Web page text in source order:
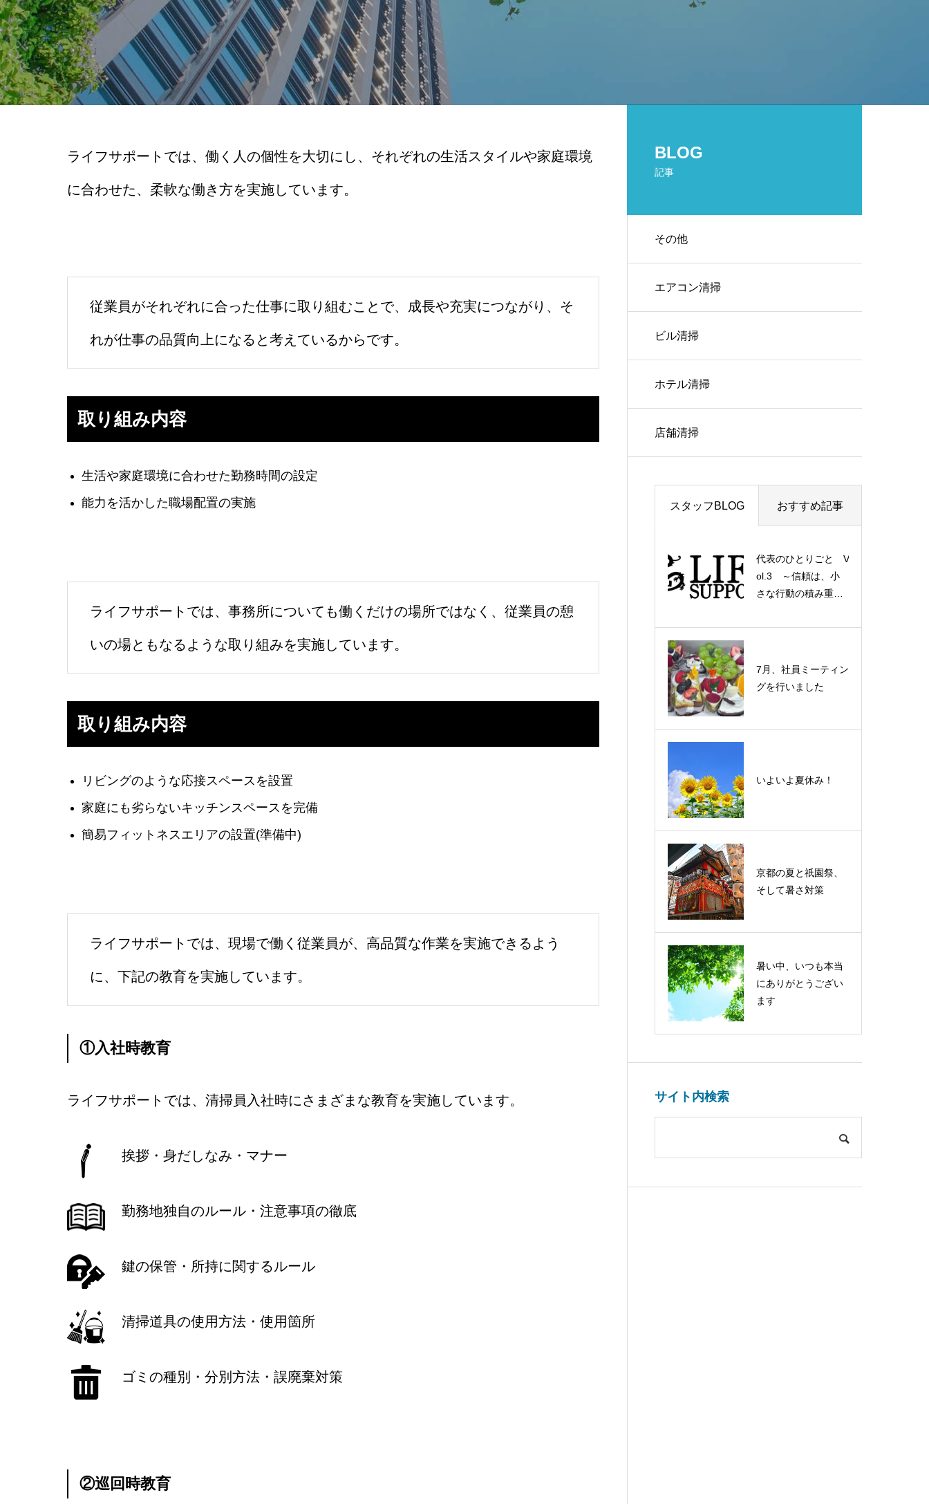
ライフサポートでは、働く人の個性を大切にし、それぞれの生活スタイルや家庭環境
に合わせた、柔軟な働き方を実施しています。
従業員がそれぞれに合った仕事に取り組むことで、成長や充実につながり、そ
れが仕事の品質向上になると考えているからです。
取り組み内容
生活や家庭環境に合わせた勤務時間の設定
能力を活かした職場配置の実施
ライフサポートでは、事務所についても働くだけの場所ではなく、従業員の憩
いの場ともなるような取り組みを実施しています。
取り組み内容
リビングのような応接スペースを設置
家庭にも劣らないキッチンスペースを完備
簡易フィットネスエリアの設置(準備中)
ライフサポートでは、現場で働く従業員が、高品質な作業を実施できるよう
に、下記の教育を実施しています。
①入社時教育
ライフサポートでは、清掃員入社時にさまざまな教育を実施しています。
挨拶・身だしなみ・マナー
勤務地独自のルール・注意事項の徹底
鍵の保管・所持に関するルール
清掃道具の使用方法・使用箇所
ゴミの種別・分別方法・誤廃棄対策
②巡回時教育
BLOG
記事
その他
エアコン清掃
ビル清掃
ホテル清掃
店舗清掃
スタッフBLOG おすすめ記事
代表のひとりごと V
ol.3 ～信頼は、小
さな行動の積み重ね
7月、社員ミーティン
グを行いました
いよいよ夏休み！
京都の夏と祇園祭、
そして暑さ対策
暑い中、いつも本当
にありがとうござい
ます
石材の洗浄
サイト内検索